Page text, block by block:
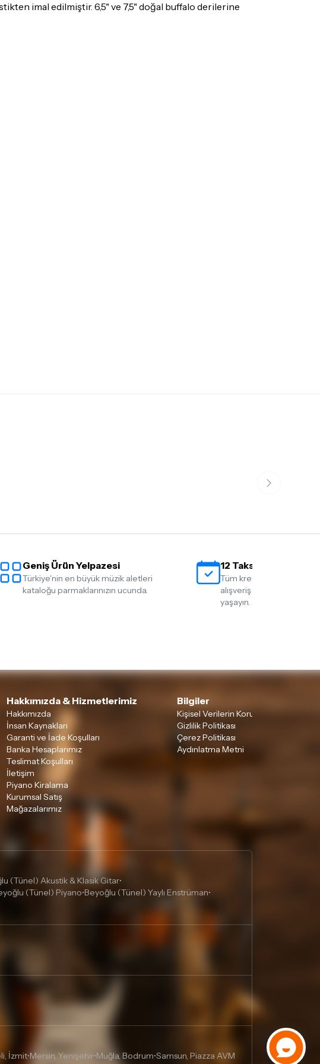
Satın almış olduğunuz ürünü göndermeden önce
imal edilmiştir. 6,5" ve 7,5" doğal buffalo derilerine
Geniş Ürün Yelpazesi
Türkiye'nin en büyük müzik aletleri
kataloğu parmaklarınızın ucunda.
12 Taksit İmkanı
Tüm kredi kartlarına 12
alışveriş yapmanın
yaşayın.
Hakkımızda & Hizmetlerimiz
Hakkımızda
İnsan Kaynakları
Garanti ve İade Koşulları
Banka Hesaplarımız
Teslimat Koşulları
İletişim
Piyano Kiralama
Kurumsal Satış
Mağazalarımız
Bilgiler
Kişisel Verilerin Korunması
Gizlilik Politikası
Çerez Politikası
Aydınlatma Metni
(Tünel) Akustik & Klasik Gitar•
(Tünel) Piyano•Beyoğlu (Tünel) Yaylı Enstrüman•
İzmit•Mersin, Yenişehir•Muğla, Bodrum•Samsun, Piazza AVM